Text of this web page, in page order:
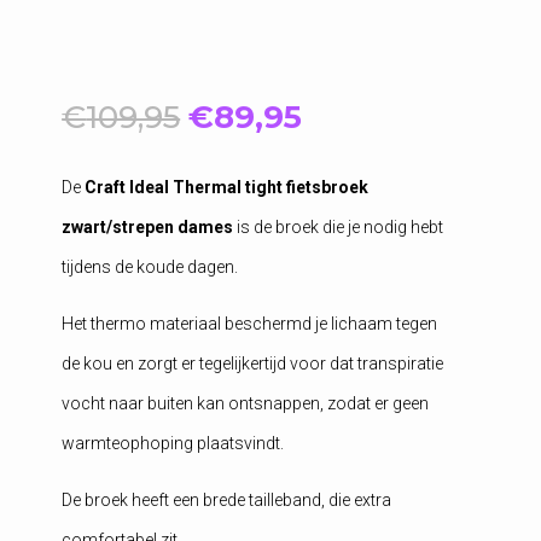
€109,95 Oorspronkelijke
was:
€109,95.
€89,95
is:
€89,95.
De Craft Ideal Thermal tight fietsbroek
zwart/strepen dames is de broek die je nodig hebt
tijdens de koude dagen.
Het thermo materiaal beschermd je lichaam tegen
de kou en zorgt er tegelijkertijd voor dat transpiratie
vocht naar buiten kan ontsnappen, zodat er geen
warmteophoping plaatsvindt.
De broek heeft een brede tailleband, die extra